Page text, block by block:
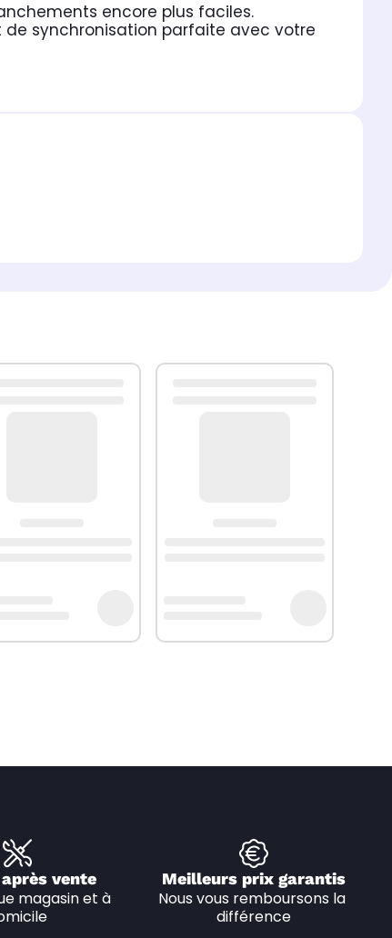
encore plus faciles.
de synchronisation parfaite avec votre
vente
magasin et à
Meilleurs prix garantis
Nous vous remboursons la
différence